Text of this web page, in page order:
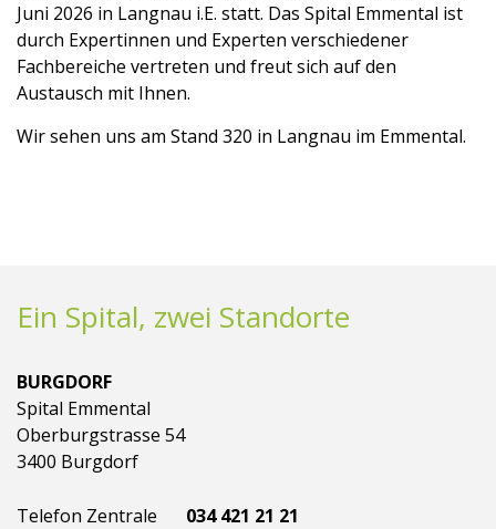
Juni 2026 in Langnau i.E. statt. Das Spital Emmental ist
durch Expertinnen und Experten verschiedener
Fachbereiche vertreten und freut sich auf den
Austausch mit Ihnen.
Wir sehen uns am Stand 320 in Langnau im Emmental.
Ein Spital, zwei Standorte
BURGDORF
Spital Emmental
Oberburgstrasse 54
3400 Burgdorf
Telefon Zentrale
034 421 21 21